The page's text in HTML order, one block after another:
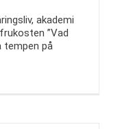
akademi
”Vad
tempen på